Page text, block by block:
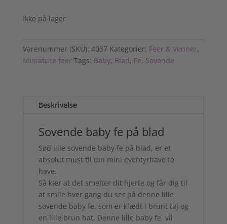
Ikke på lager
Varenummer (SKU): 4037 Kategorier: Feer & Venner,
Miniature feer Tags: Baby, Blad, Fe, Sovende
Beskrivelse
Sovende baby fe på blad
Sød lille sovende baby fe på blad, er et
absolut must til din mini eventyrhave fe
have.
Så kær at det smelter dit hjerte og får dig til
at smile hver gang du ser på denne lille
sovende baby fe, som er klædt i brunt tøj og
en lille brun hat. Denne lille baby fe, vil